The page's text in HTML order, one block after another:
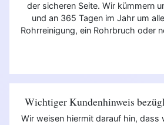
der sicheren Seite. Wir kümmern
und an 365 Tagen im Jahr um
Rohrreinigung, ein Rohrbruch oder
Wichtiger Kundenhinweis
Wir weisen hiermit darauf hin, dass